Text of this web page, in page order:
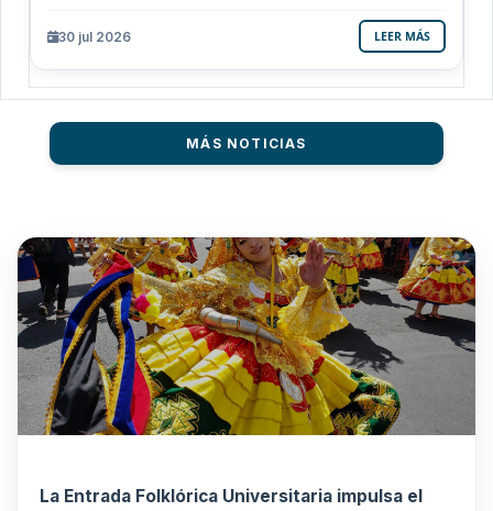
30 jul 2026 LEER MÁS
MÁS NOTICIAS
La Entrada Folklórica Universitaria impulsa el